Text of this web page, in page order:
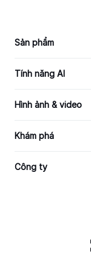
Sản phẩm
Tính năng AI
Hình ảnh & video
Khám phá
Công ty